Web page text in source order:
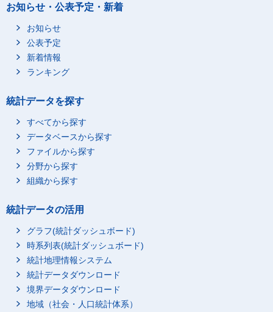
お知らせ・公表予定・新着
お知らせ
公表予定
新着情報
ランキング
統計データを探す
すべてから探す
データベースから探す
ファイルから探す
分野から探す
組織から探す
統計データの活用
グラフ(統計ダッシュボード)
時系列表(統計ダッシュボード)
統計地理情報システム
統計データダウンロード
境界データダウンロード
地域（社会・人口統計体系）